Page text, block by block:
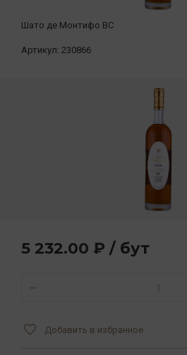
Шато де Монтифо ВС
Артикул: 230866
5 232.00 ₽ / бут
Добавить в избранное